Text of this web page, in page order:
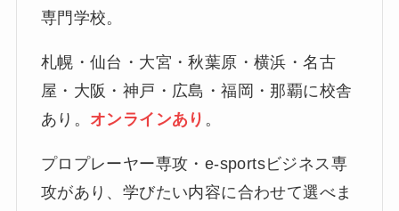
専門学校。
札幌・仙台・大宮・秋葉原・横浜・名古
屋・大阪・神戸・広島・福岡・那覇に校舎
あり。 オンラインあり 。
プロプレーヤー専攻・e-sportsビジネス専
攻があり、学びたい内容に合わせて選べま